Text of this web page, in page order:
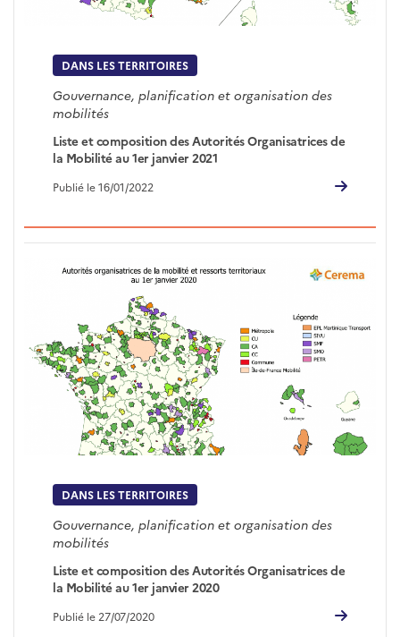
DANS LES TERRITOIRES
Gouvernance, planification et organisation des
mobilités
Liste et composition des Autorités Organisatrices de
la Mobilité au 1er janvier 2021
Publié le 16/01/2022
DANS LES TERRITOIRES
Gouvernance, planification et organisation des
mobilités
Liste et composition des Autorités Organisatrices de
la Mobilité au 1er janvier 2020
Publié le 27/07/2020